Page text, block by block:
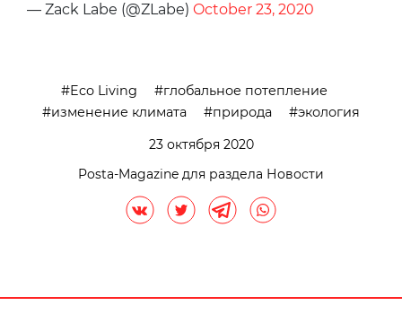
— Zack Labe (@ZLabe) October 23, 2020
Eco Living
глобальное потепление
изменение климата
природа
экология
23 октября 2020
Posta-Magazine для раздела Новости